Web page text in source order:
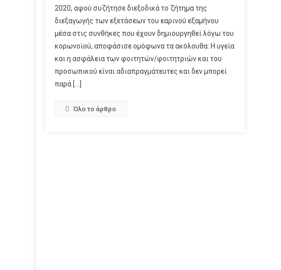
2020, αφού συζήτησε διεξοδικά το ζήτημα της
διεξαγωγής των εξετάσεων του εαρινού εξαμήνου
μέσα στις συνθήκες που έχουν δημιουργηθεί λόγω του
κορωνοϊού, αποφάσισε ομόφωνα τα ακόλουθα: Η υγεία
και η ασφάλεια των φοιτητών/φοιτητριών και του
προσωπικού είναι αδιαπραγμάτευτες και δεν μπορεί
παρά […]
Όλο το άρθρο